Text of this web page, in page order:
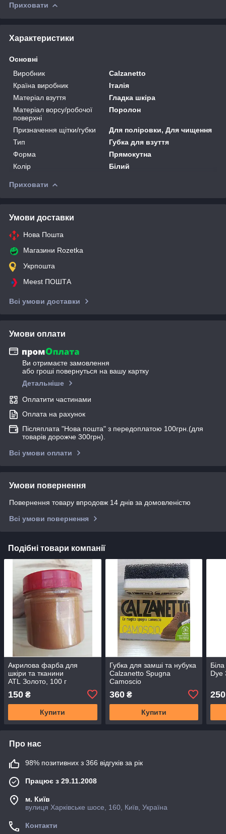
Приховати
Характеристики
Основні
Виробник
Calzanetto
Країна виробник
Італія
Матеріал взуття
Гладка шкіра
Матеріал ворсу/робочої
поверхні
Поролон
Призначення щітки/губки
Для поліровки, Для чищення
Тип
Губка для взуття
Форма
Прямокутна
Колір
Білий
Приховати
Умови доставки
Нова Пошта
Магазини Rozetka
Укрпошта
Meest ПОШТА
Всі умови доставки
Умови оплати
Ви отримаєте замовлення
або гроші повернуться на вашу картку
Детальніше
Оплатити частинами
Оплата на рахунок
Післяплата "Нова пошта" з передоплатою 100грн.(для
товарів дорожче 300грн).
Всі умови оплати
Умови повернення
Повернення товару впродовж 14 днів за домовленістю
Всі умови повернення
Подібні товари компанії
Акрилова фарба для
шкіри та тканини
ATL Золото, 100 г
150 ₴
Купити
Губка для замші та нубука
Calzanetto Spugna
Camoscio
360₴
Купити
Dye
250
Про нас
98% позитивних з 366 відгуків за рік
Працює з 29.11.2008
м. Київ
вулиця Харківське шосе, 160, Київ, Україна
Контакти